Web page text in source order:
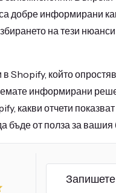
добре информирани
на тези
Shopify, който
информирани
какви отчети
бъде от полза за вашия